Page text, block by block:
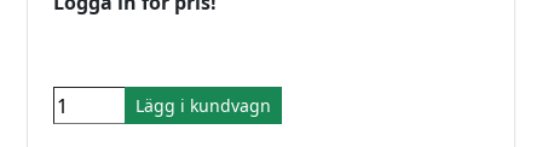
Lägg i kundvagn